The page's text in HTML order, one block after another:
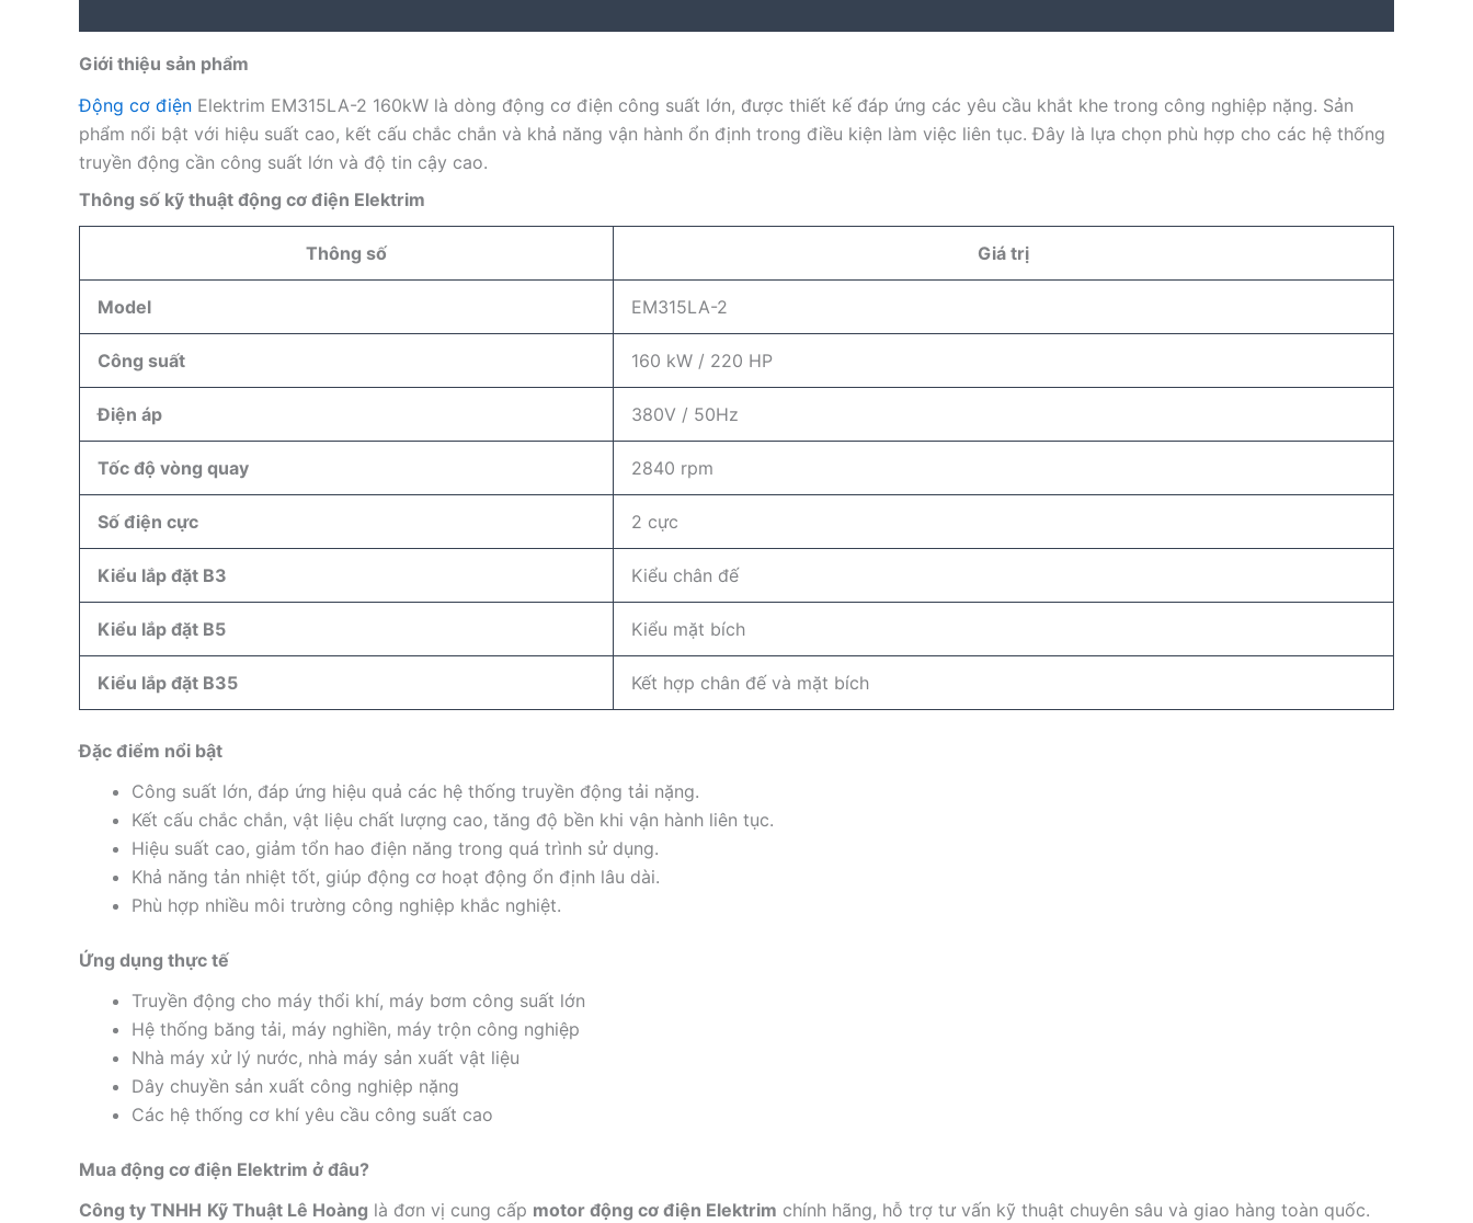
Giới thiệu sản phẩm
Động cơ điện Elektrim EM315LA-2 160kW là dòng động cơ điện công suất lớn, được thiết kế đáp ứng các yêu cầu khắt khe trong công nghiệp nặng. Sản
phẩm nổi bật với hiệu suất cao, kết cấu chắc chắn và khả năng vận hành ổn định trong điều kiện làm việc liên tục. Đây là lựa chọn phù hợp cho các hệ thống
truyền động cần công suất lớn và độ tin cậy cao.
Thông số kỹ thuật động cơ điện Elektrim
Thông số Giá trị
Model EM315LA-2
Công suất 160 kW / 220 HP
Điện áp 380V / 50Hz
Tốc độ vòng quay 2840 rpm
Số điện cực 2 cực
Kiểu lắp đặt B3 Kiểu chân đế
Kiểu lắp đặt B5 Kiểu mặt bích
Kiểu lắp đặt B35 Kết hợp chân đế và mặt bích
Đặc điểm nổi bật
Công suất lớn, đáp ứng hiệu quả các hệ thống truyền động tải nặng.
Kết cấu chắc chắn, vật liệu chất lượng cao, tăng độ bền khi vận hành liên tục.
Hiệu suất cao, giảm tổn hao điện năng trong quá trình sử dụng.
Khả năng tản nhiệt tốt, giúp động cơ hoạt động ổn định lâu dài.
Phù hợp nhiều môi trường công nghiệp khắc nghiệt.
Ứng dụng thực tế
Truyền động cho máy thổi khí, máy bơm công suất lớn
Hệ thống băng tải, máy nghiền, máy trộn công nghiệp
Nhà máy xử lý nước, nhà máy sản xuất vật liệu
Dây chuyền sản xuất công nghiệp nặng
Các hệ thống cơ khí yêu cầu công suất cao
Mua động cơ điện Elektrim ở đâu?
Công ty TNHH Kỹ Thuật Lê Hoàng là đơn vị cung cấp motor động cơ điện Elektrim chính hãng, hỗ trợ tư vấn kỹ thuật chuyên sâu và giao hàng toàn quốc.